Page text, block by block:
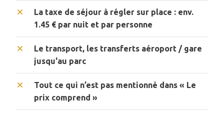
La taxe de séjour à régler sur place : env.
1.45 € par nuit et par personne
Le transport, les transferts aéroport / gare
jusqu'au parc
Tout ce qui n’est pas mentionné dans « Le
prix comprend »